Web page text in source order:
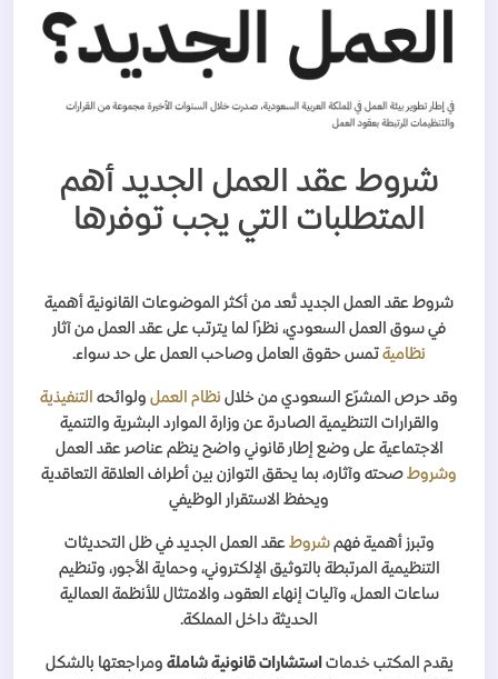
شروط عقد العمل الجديد أهم
المتطلبات التي يجب توفرها
شروط عقد العمل الجديد تُعد من أكثر الموضوعات القانونية أهمية
في سوق العمل السعودي، نظرًا لما يترتب على عقد العمل من آثار
نظامية تمس حقوق العامل وصاحب العمل على حد سواء.
وقد حرص المشرّع السعودي من خلال نظام العمل ولوائحه التنفيذية
والقرارات التنظيمية الصادرة عن وزارة الموارد البشرية والتنمية
الاجتماعية على وضع إطار قانوني واضح ينظم عناصر عقد العمل
وشروط صحته وآثاره، بما يحقق التوازن بين أطراف العلاقة التعاقدية
ويحفظ الاستقرار الوظيفي
وتبرز أهمية فهمشروطعقد العمل الجديد في ظل التحديثات
التنظيمية المرتبطة بالتوثيق الإلكتروني، وحماية الأجور، وتنظيم
ساعات العمل، وآليات إنهاء العقود، والامتثال للأنظمة العمالية
الحديثة داخل المملكة.
يقدم المكتب خدمات استشارات قانونية شاملة ومراجعتها بالشكل